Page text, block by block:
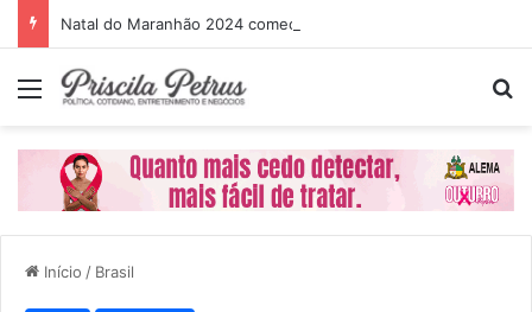
Natal do Maranhão 2024 começa dia 1º de dezembro
Menu
Início / Brasil